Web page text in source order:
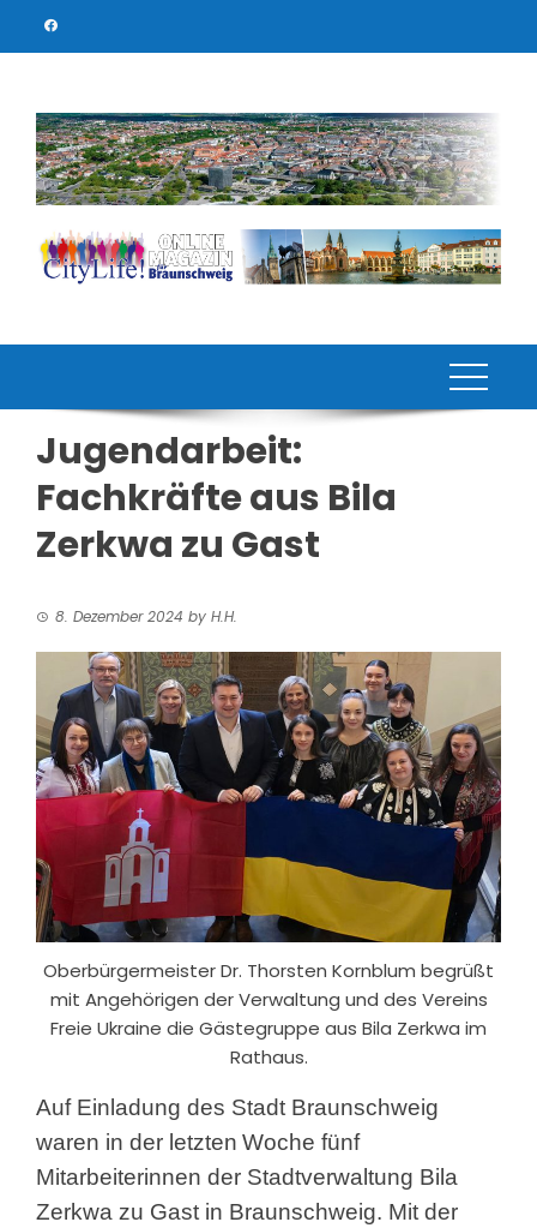
Jugendarbeit:
Fachkräfte aus Bila
Zerkwa zu Gast
8. Dezember 2024 by H.H.
Oberbürgermeister Dr. Thorsten Kornblum begrüßt
mit Angehörigen der Verwaltung und des Vereins
Freie Ukraine die Gästegruppe aus Bila Zerkwa im
Rathaus.
Auf Einladung des Stadt Braunschweig
waren in der letzten Woche fünf
Mitarbeiterinnen der Stadtverwaltung Bila
Zerkwa zu Gast in Braunschweig. Mit der